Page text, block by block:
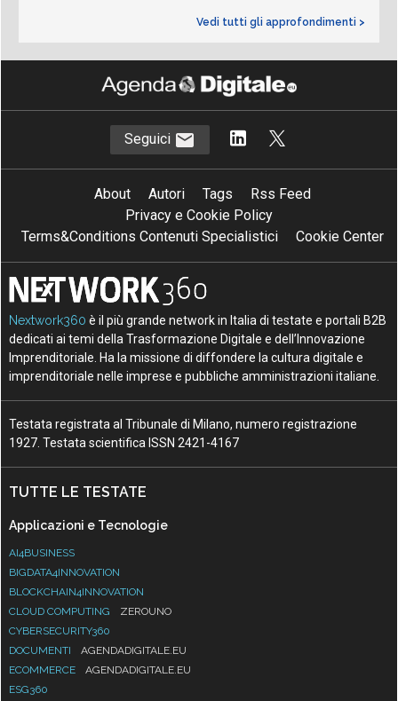
Vedi tutti gli approfondimenti >
Seguici
About Autori Tags
Rss Feed
Privacy e Cookie Policy
Terms&Conditions Contenuti Specialistici
Cookie Center
Nextwork360 è il più grande network in Italia di testate e portali B2B
dedicati ai temi della Trasformazione Digitale e dell’Innovazione
Imprenditoriale. Ha la missione di diffondere la cultura digitale e
imprenditoriale nelle imprese e pubbliche amministrazioni italiane.
Testata registrata al Tribunale di Milano, numero registrazione
1927. Testata scientifica ISSN 2421-4167
TUTTE LE TESTATE
Applicazioni e Tecnologie
AI4BUSINESS
BIGDATA4INNOVATION
BLOCKCHAIN4INNOVATION
CLOUD COMPUTING
ZEROUNO
CYBERSECURITY360
DOCUMENTI
AGENDADIGITALE.EU
ECOMMERCE
AGENDADIGITALE.EU
ESG360